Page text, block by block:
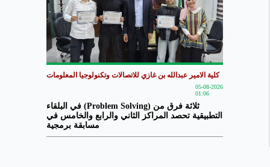
كلية الامير عبدالله بن غازي للاتصالات وتكنولوجيا المعلومات
05-08-2026
01:06
ثلاثة فرق من (Problem Solving) في البلقاء
التطبيقية تحصد المراكز الثاني والرابع والخامس في
مسابقة برمجية